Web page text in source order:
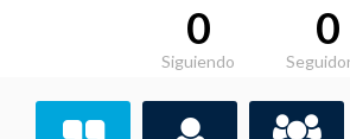
0
Siguiendo
0